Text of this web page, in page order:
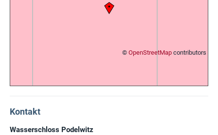
© OpenStreetMap contributors
Kontakt
Wasserschloss Podelwitz